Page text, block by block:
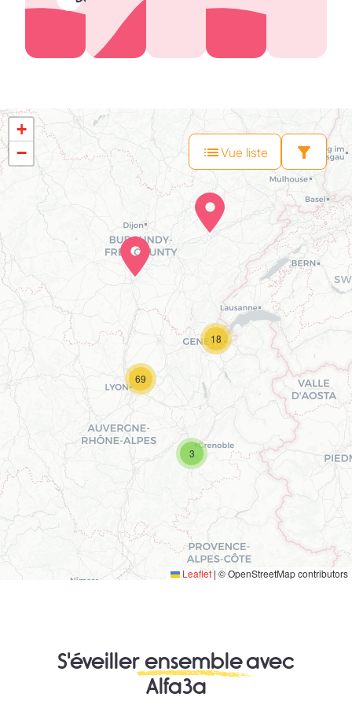
Vue liste
3
18
69
+
−
Leaflet | © OpenStreetMap contributors
S'éveillerensembleavec
Alfa3a